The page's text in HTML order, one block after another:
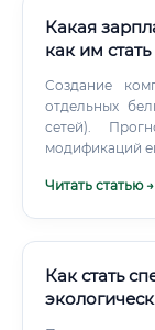
Какая
как им стать
Создание
отдельных
сетей).
модификаций
Читать статью →
Как стать